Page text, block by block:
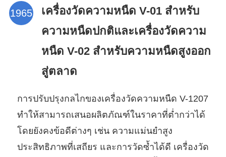
เครื่องวัดความหนืด V-01 สำหรับ
ความหนืดปกติและเครื่องวัดความ
หนืด V-02 สำหรับความหนืดสูงออก
สู่ตลาด
การปรับปรุงกลไกของเครื่องวัดความหนืด V-1207
ทำให้สามารถเสนอผลิตภัณฑ์ในราคาที่ต่ำกว่าได้
โดยยังคงข้อดีต่างๆ เช่น ความแม่นยำสูง
ประสิทธิภาพที่เสถียร และการวัดซ้ำได้ดี เครื่องวัด